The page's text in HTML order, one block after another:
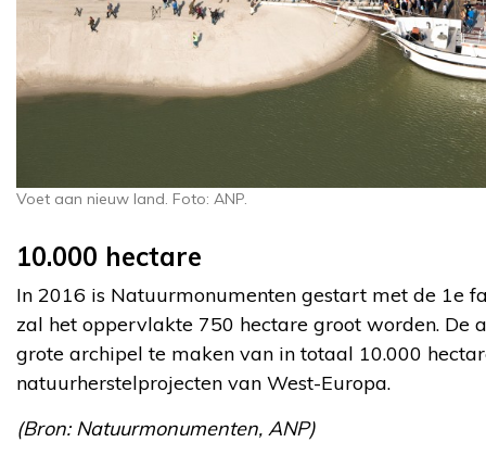
Voet aan nieuw land. Foto: ANP.
10.000 hectare
In 2016 is Natuurmonumenten gestart met de 1e
zal het oppervlakte 750 hectare groot worden. De
grote archipel te maken van in totaal 10.000
natuurherstelprojecten van West-Europa.
(Bron: Natuurmonumenten, ANP)